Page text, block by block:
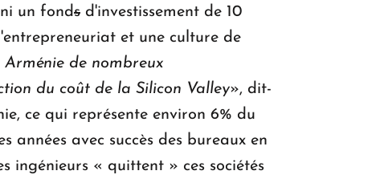
un fonds d'investissement de 10
et une culture de
Arménie de nombreux
du coût de la Silicon Valley», dit-
ce qui représente environ 6% du
années avec succès des bureaux en
ingénieurs « quittent » ces sociétés